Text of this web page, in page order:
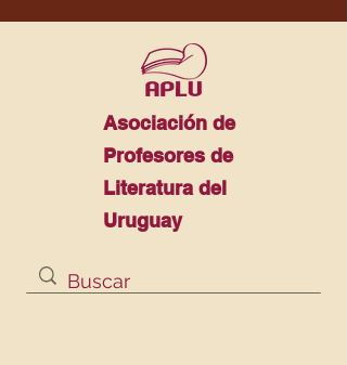
Asociación de
Profesores de
Literatura del
Uruguay